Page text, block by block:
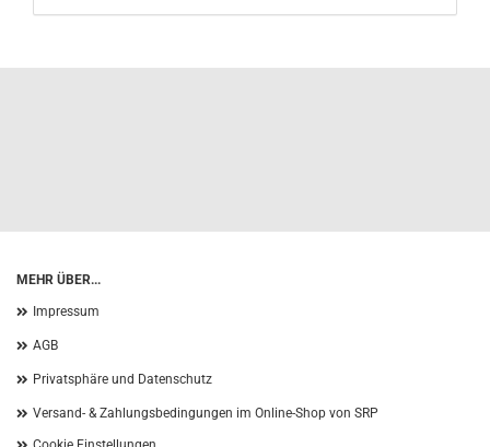
MEHR ÜBER...
Impressum
AGB
Privatsphäre und Datenschutz
Versand- & Zahlungsbedingungen im Online-Shop von SRP